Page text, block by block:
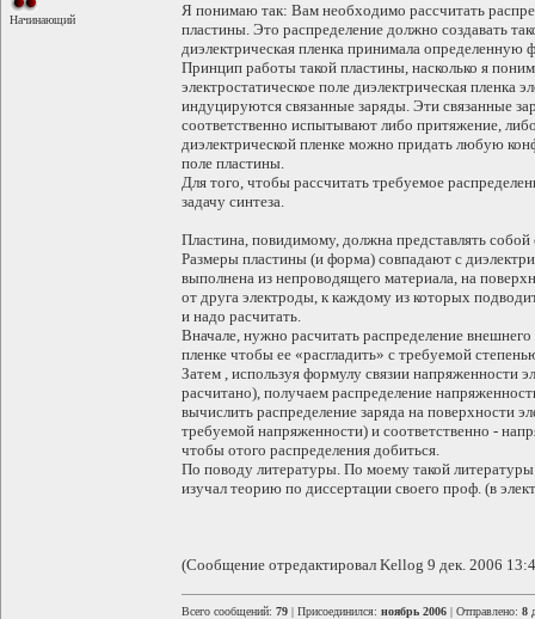
Начинающий
Я понимаю так: Вам необходимо рассчитать
пластины. Это распределение должно создавать
диэлектрическая пленка принимала определенную
Принцип работы такой пластины, насколько я
электростатическое поле диэлектрическая пленка
индуцируются связанные заряды. Эти связанные
соответственно испытывают либо притяжение,
диэлектрической пленке можно придать любую
поле пластины.
Для того, чтобы рассчитать требуемое
задачу синтеза.
Пластина, повидимому, должна представлять
Размеры пластины (и форма) совпадают с
выполнена из непроводящего материала, на
от друга электроды, к каждому из которых
и надо расчитать.
Вначале, нужно расчитать распределение
пленке чтобы ее «расгладить» с требуемой
Затем , используя формулу связии напряженности
расчитано), получаем распределение
вычислить распределение заряда на поверхности
требуемой напряженности) и соответственно -
чтобы отого распределения добиться.
По поводу литературы. По моему такой
изучал теорию по диссертации своего проф. (в
(Сообщение отредактировал Kellog 9 дек. 2006
Всего сообщений: 79 | Присоединился: ноябрь 2006 | Отправлено: 8